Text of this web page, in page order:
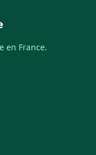
en France.